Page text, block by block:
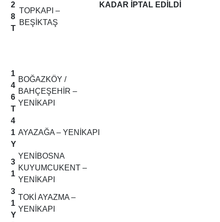
KADAR İPTAL EDİLDİ
2
8
T
TOPKAPI –
BEŞİKTAŞ
1
4
6
T
BOĞAZKÖY /
BAHÇEŞEHİR –
YENİKAPI
4
1
Y
AYAZAĞA – YENİKAPI
3
1
YENİBOSNA
KUYUMCUKENT –
YENİKAPI
3
1
Y
TOKİ AYAZMA –
YENİKAPI